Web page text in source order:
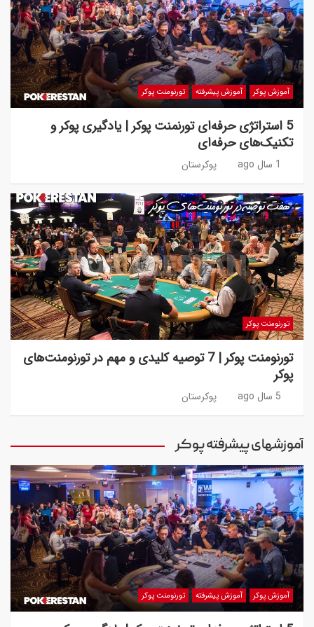
آموزش پوکر آموزش پیشرفته تورنومنت پوکر
5 استراتژی حرفه‌ای تورنمنت پوکر | یادگیری پوکر و
تکنیک‌های حرفه‌ای
1 سال ago پوکرستان
تورنومنت پوکر
تورنومنت پوکر | 7 توصیه کلیدی و مهم در تورنومنت‌های
پوکر
5 سال ago پوکرستان
آموزشهای پیشرفته پوکر
آموزش پوکر آموزش پیشرفته تورنومنت پوکر